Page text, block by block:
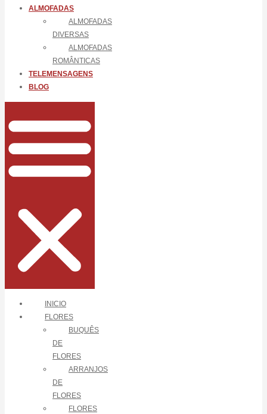
ALMOFADAS
ALMOFADAS
DIVERSAS
ALMOFADAS
ROMÂNTICAS
TELEMENSAGENS
BLOG
INICIO
FLORES
BUQUÊS
DE
FLORES
ARRANJOS
DE
FLORES
FLORES